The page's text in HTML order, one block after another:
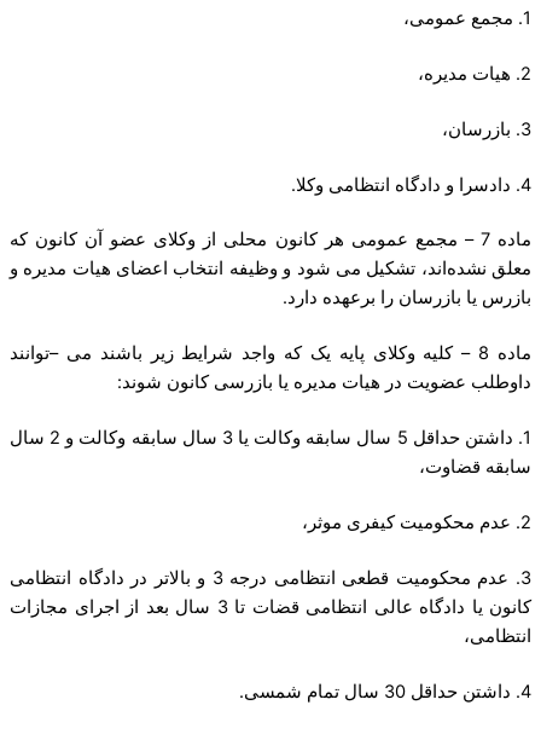
1. مجمع عمومی،
2. هیات مدیره،
3. بازرسان،
4. دادسرا و دادگاه انتظامی وکلا.
ماده 7 – مجمع عمومی هر کانون محلی از وکلای عضو آن کانون که
معلق نشده‌اند، تشکیل می شود و وظیفه انتخاب اعضای هیات مدیره و
بازرس یا بازرسان را برعهده دارد.
ماده 8 – کلیه وکلای پایه یک که واجد شرایط زیر باشند می –توانند
داوطلب عضویت در هیات مدیره یا بازرسی کانون شوند:
1. داشتن حداقل 5 سال سابقه وکالت یا 3 سال سابقه وکالت و 2 سال
سابقه قضاوت،
2. عدم محکومیت کیفری موثر،
3. عدم محکومیت قطعی انتظامی درجه 3 و بالاتر در دادگاه انتظامی
کانون یا دادگاه عالی انتظامی قضات تا 3 سال بعد از اجرای مجازات
انتظامی،
4. داشتن حداقل 30 سال تمام شمسی.